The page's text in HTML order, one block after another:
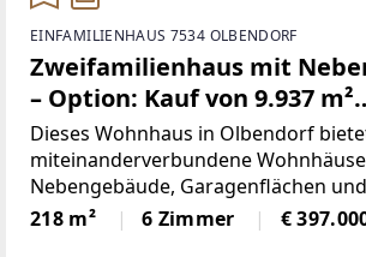
EINFAMILIENHAUS 7534 OLBENDORF
Zweifamilienhaus mit
– Option: Kauf von 9.937 m²
angrenzender
Fläche möglich
Dieses Wohnhaus in Olbendorf
miteinanderverbundene
Nebengebäude, Garagenflächen
individuelle Wohn- und
Verkauf steht die Liegenschaft mit
218 m² 6 Zimmer €